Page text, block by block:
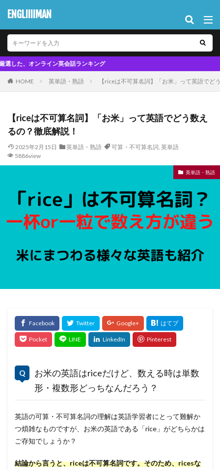
ENGLIIIIMAN
イン英会話ランキング
HOME 英単語・熟語 【riceは不可算名詞】「お米」って英語でど
【riceは不可算名詞】「お米」って英語でどう数え
るの？徹底解説！
2025年2月15日 英単語・熟語 可算・不可算名詞, 英単語
5886view
英単語・熟語
お米の英語はriceだけど、数える時は単数
形・複数形どっちなんだろう？
英語の可算・不可算名詞の理解は英語学習者にとって難解か
つ煩雑なものですが、お米の英語である「rice」がどちらかは
ご存知でしょうか？
結論から言うと、riceは不可算名詞です。そのため、ricesな